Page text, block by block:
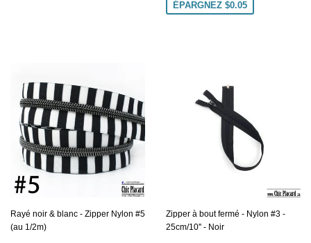
ÉPARGNEZ $0.05
Rayé noir & blanc - Zipper Nylon #5
(au 1/2m)
Zipper à bout fermé - Nylon #3 -
25cm/10'' - Noir